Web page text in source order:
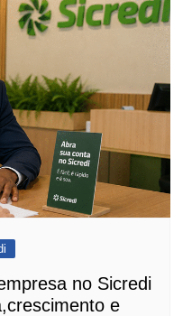
no Sicredi
e